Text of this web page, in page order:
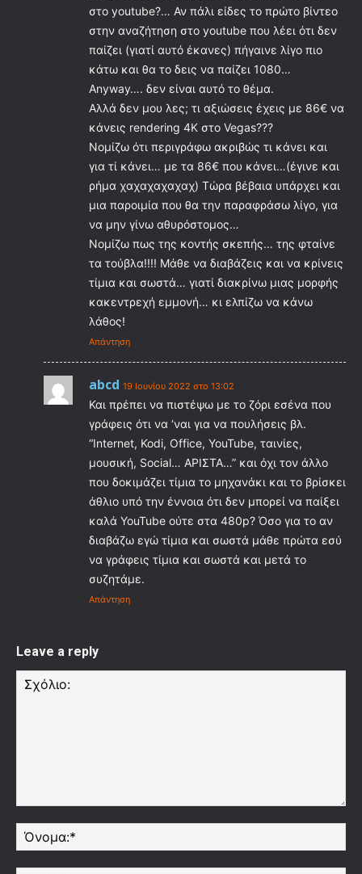
στο youtube?… Αν πάλι είδες το πρώτο βίντεο
στην αναζήτηση στο youtube που λέει ότι δεν
παίζει (γιατί αυτό έκανες) πήγαινε λίγο πιο
κάτω και θα το δεις να παίζει 1080…
Anyway…. δεν είναι αυτό το θέμα.
Αλλά δεν μου λες; τι αξιώσεις έχεις με 86€ να
κάνεις rendering 4K στο Vegas???
Νομίζω ότι περιγράφω ακριβώς τι κάνει και
για τί κάνει… με τα 86€ που κάνει…(έγινε και
ρήμα χαχαχαχαχαχ) Τώρα βέβαια υπάρχει και
μια παροιμία που θα την παραφράσω λίγο, για
να μην γίνω αθυρόστομος…
Νομίζω πως της κοντής σκεπής… της φταίνε
τα τούβλα!!!! Μάθε να διαβάζεις και να κρίνεις
τίμια και σωστά… γιατί διακρίνω μιας μορφής
κακεντρεχή εμμονή… κι ελπίζω να κάνω
λάθος!
Απάντηση
abcd 19 Ιουνίου 2022 στο 13:02
Και πρέπει να πιστέψω με το ζόρι εσένα που
γράφεις ότι να ‘ναι για να πουλήσεις βλ.
“Internet, Kodi, Office, YouTube, ταινίες,
μουσική, Social… ΑΡΙΣΤΑ…” και όχι τον άλλο
που δοκιμάζει τίμια το μηχανάκι και το βρίσκει
άθλιο υπό την έννοια ότι δεν μπορεί να παίξει
καλά YouTube ούτε στα 480p? Όσο για το αν
διαβάζω εγώ τίμια και σωστά μάθε πρώτα εσύ
να γράφεις τίμια και σωστά και μετά το
συζητάμε.
Απάντηση
Leave a reply